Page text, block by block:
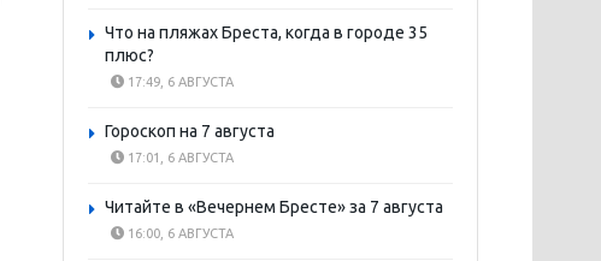
Что на пляжах Бреста, когда в городе 35
плюс?
17:49, 6 АВГУСТА
Гороскоп на 7 августа
17:01, 6 АВГУСТА
Читайте в «Вечернем Бресте» за 7 августа
16:00, 6 АВГУСТА